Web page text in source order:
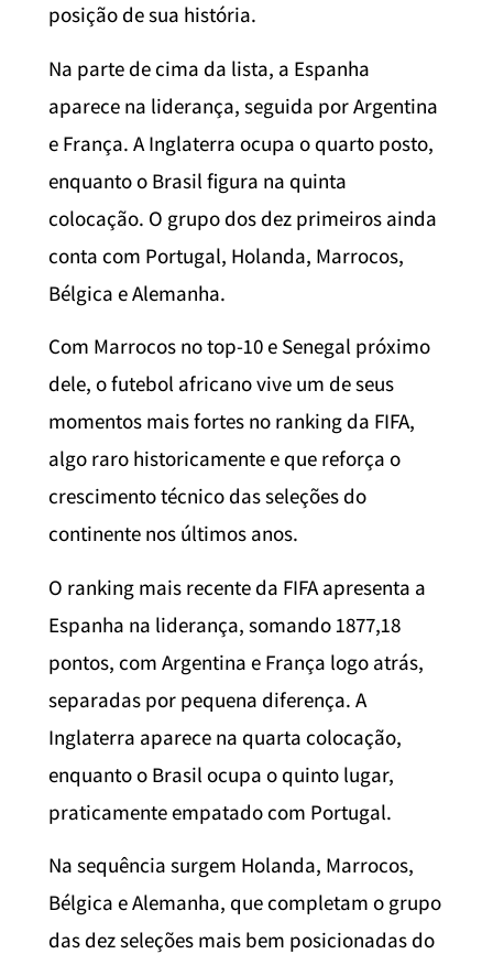
posição de sua história.
Na parte de cima da lista, a Espanha
aparece na liderança, seguida por Argentina
e França. A Inglaterra ocupa o quarto posto,
enquanto o Brasil figura na quinta
colocação. O grupo dos dez primeiros ainda
conta com Portugal, Holanda, Marrocos,
Bélgica e Alemanha.
Com Marrocos no top-10 e Senegal próximo
dele, o futebol africano vive um de seus
momentos mais fortes no ranking da FIFA,
algo raro historicamente e que reforça o
crescimento técnico das seleções do
continente nos últimos anos.
O ranking mais recente da FIFA apresenta a
Espanha na liderança, somando 1877,18
pontos, com Argentina e França logo atrás,
separadas por pequena diferença. A
Inglaterra aparece na quarta colocação,
enquanto o Brasil ocupa o quinto lugar,
praticamente empatado com Portugal.
Na sequência surgem Holanda, Marrocos,
Bélgica e Alemanha, que completam o grupo
das dez seleções mais bem posicionadas do